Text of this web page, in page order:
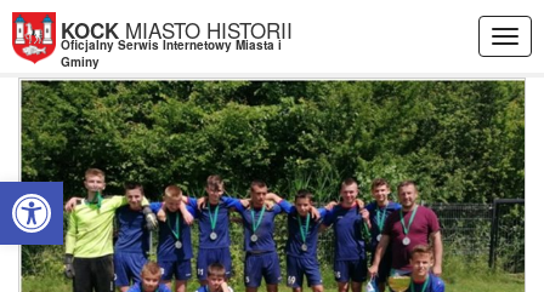
Otwórz pasek narzędzi
KOCK MIASTO HISTORII
Oficjalny Serwis Internetowy Miasta i
Gminy